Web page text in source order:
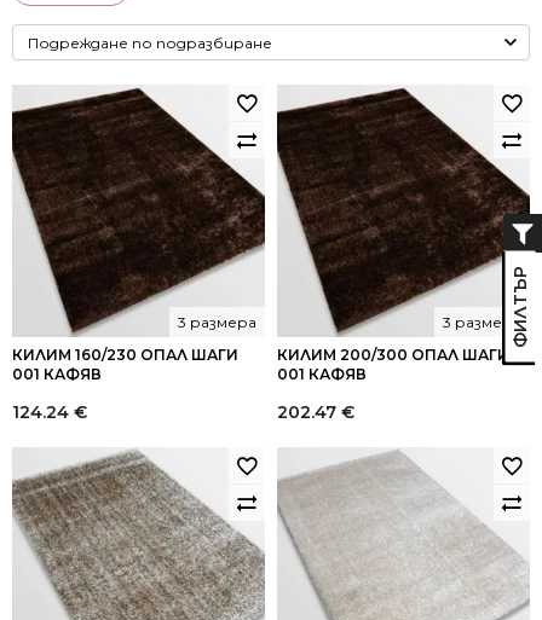
КИЛИМ 160/230 ОПАЛ ШАГИ
001 КАФЯВ
3 размера
124.24 €
КИЛИМ 200/300 ОПАЛ ШАГИ
001 КАФЯВ
3 размера
202.47 €